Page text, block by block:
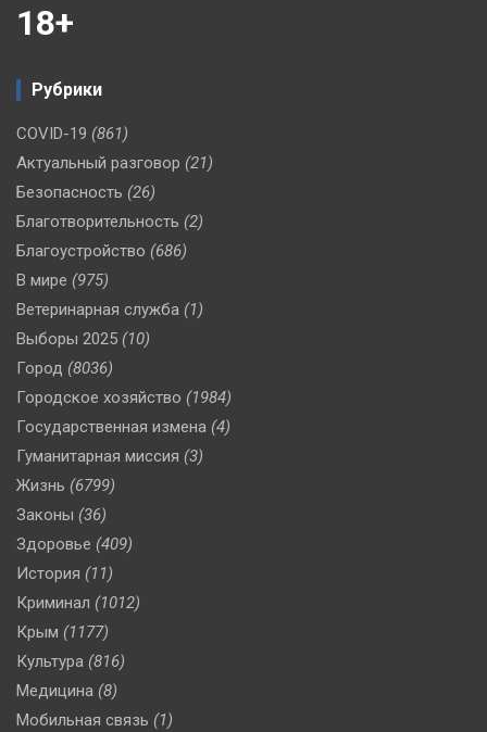
18+
Рубрики
COVID-19 (861)
Актуальный разговор (21)
Безопасность (26)
Благотворительность (2)
Благоустройство (686)
В мире (975)
Ветеринарная служба (1)
Выборы 2025 (10)
Город (8036)
Городское хозяйство (1984)
Государственная измена (4)
Гуманитарная миссия (3)
Жизнь (6799)
Законы (36)
Здоровье (409)
История (11)
Криминал (1012)
Крым (1177)
Культура (816)
Медицина (8)
Мобильная связь (1)